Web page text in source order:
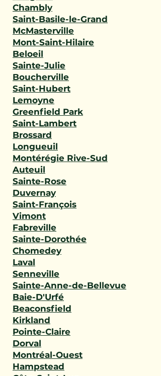
Chambly
Saint-Basile-le-Grand
McMasterville
Mont-Saint-Hilaire
Beloeil
Sainte-Julie
Boucherville
Saint-Hubert
Lemoyne
Greenfield Park
Saint-Lambert
Brossard
Longueuil
Montérégie Rive-Sud
Auteuil
Sainte-Rose
Duvernay
Saint-François
Vimont
Fabreville
Sainte-Dorothée
Chomedey
Laval
Senneville
Sainte-Anne-de-Bellevue
Baie-D'Urfé
Beaconsfield
Kirkland
Pointe-Claire
Dorval
Montréal-Ouest
Hampstead